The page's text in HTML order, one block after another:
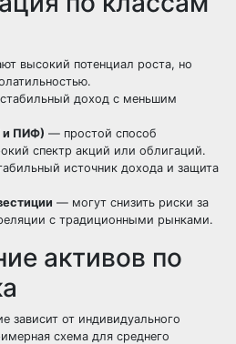
высокий потенциал роста, но
доход с меньшим
и ПИФ) — простой способ
спектр акций или облигаций.
источник дохода и защита
— могут снизить риски за
с традиционными рынками.
активов по
зависит от индивидуального
схема для среднего